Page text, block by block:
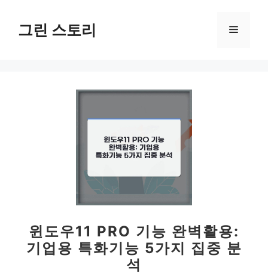
그린 스토리 메
윈도우11 PRO 기능 완벽활용:
기업용 특화기능 5가지 집중 분
석